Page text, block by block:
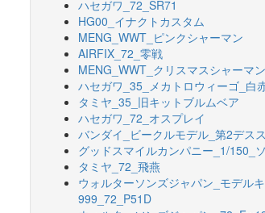
ハセガワ_72_SR71
HG00_イナクトカスタム
MENG_WWT_ピンクシャーマン
AIRFIX_72_零戦
MENG_WWT_クリスマスシャーマン
ハセガワ_35_メカトロウィーゴ_白
タミヤ_35_旧キットブルムベア
ハセガワ_72_オスプレイ
バンダイ_ビークルモデル_第2デス
グッドスマイルカンパニー_1/150_
タミヤ_72_飛燕
ウォルターソンズジャパン_モデル
999_72_P51D